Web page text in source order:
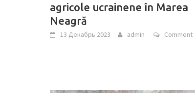
agricole ucrainene în Marea
Neagră
13 Декабрь 2023 admin Comment